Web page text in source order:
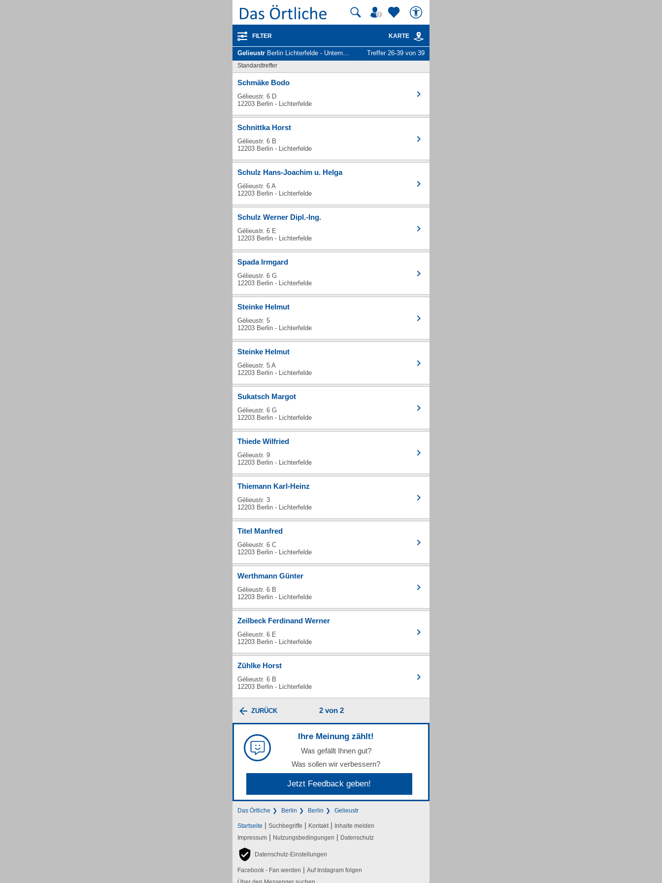
FILTER KARTE
Gelieustr Berlin Lichterfelde - Unternehmen und Personen Treffer 26-39 von 39
Standardtreffer
Schmäke Bodo
Gélieustr. 6 D
12203 Berlin - Lichterfelde
Schnittka Horst
Gélieustr. 6 B
12203 Berlin - Lichterfelde
Schulz Hans-Joachim u. Helga
Gélieustr. 6 A
12203 Berlin - Lichterfelde
Schulz Werner Dipl.-Ing.
Gélieustr. 6 E
12203 Berlin - Lichterfelde
Spada Irmgard
Gélieustr. 6 G
12203 Berlin - Lichterfelde
Steinke Helmut
Gélieustr. 5
12203 Berlin - Lichterfelde
Steinke Helmut
Gélieustr. 5 A
12203 Berlin - Lichterfelde
Sukatsch Margot
Gélieustr. 6 G
12203 Berlin - Lichterfelde
Thiede Wilfried
Gélieustr. 9
12203 Berlin - Lichterfelde
Thiemann Karl-Heinz
Gélieustr. 3
12203 Berlin - Lichterfelde
Titel Manfred
Gélieustr. 6 C
12203 Berlin - Lichterfelde
Werthmann Günter
Gélieustr. 6 B
12203 Berlin - Lichterfelde
Zeilbeck Ferdinand Werner
Gélieustr. 6 E
12203 Berlin - Lichterfelde
Zühlke Horst
Gélieustr. 6 B
12203 Berlin - Lichterfelde
ZURÜCK 2 von 2
Ihre Meinung zählt!
Was gefällt Ihnen gut?
Was sollen wir verbessern?
Jetzt Feedback geben!
Das Örtliche Berlin Berlin Gelieustr
Startseite | Suchbegriffe | Kontakt | Inhalte melden
Impressum | Nutzungsbedingungen | Datenschutz
Datenschutz-Einstellungen
Facebook - Fan werden | Auf Instagram folgen